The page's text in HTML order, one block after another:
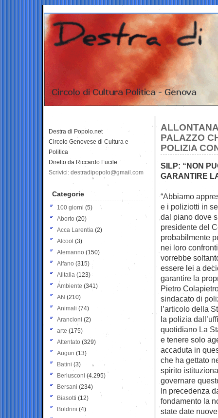
PALAZZO
POLIZIA
SILP: “NON
GARANTIRE
“Abbiamo
e i poliziotti in
dal piano dove
presidente del
probabilmente
nei loro
vorrebbe
essere lei a
garantire la
Pietro
sindacato di
l’articolo della
la polizia
quotidiano La
e tenere solo
accaduta in
che ha gettato
spirito
governare
In precedenza
fondamento la
state date
Destra di Popolo.net
Circolo Genovese di Cultura e
Politica
Diretto da Riccardo Fucile
Scrivici: destradipopolo@gmail.com
Categorie
100 giorni (5)
Aborto (20)
Acca Larentia (2)
Alcool (3)
Alemanno (150)
Alfano (315)
Alitalia (123)
Ambiente (341)
AN (210)
Animali (74)
Arancioni (2)
arte (175)
Attentato (329)
Auguri (13)
Batini (3)
Berlusconi (4.295)
Bersani (234)
Biasotti (12)
Boldrini (4)